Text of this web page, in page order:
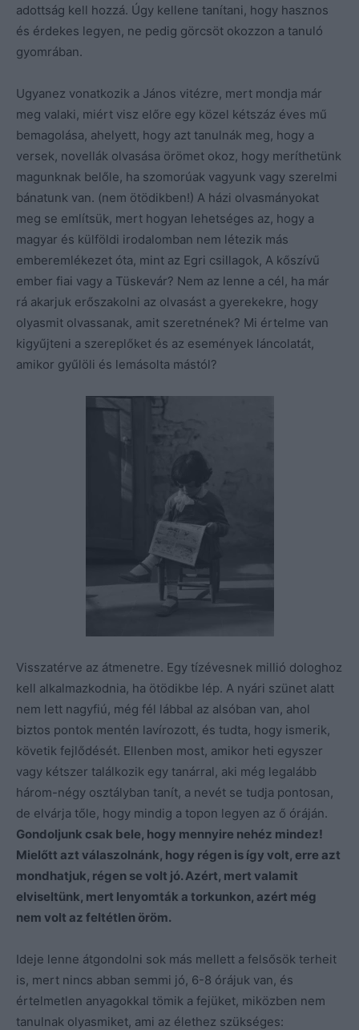
adottság kell hozzá. Úgy kellene tanítani, hogy hasznos
és érdekes legyen, ne pedig görcsöt okozzon a tanuló
gyomrában.
Ugyanez vonatkozik a János vitézre, mert mondja már
meg valaki, miért visz előre egy közel kétszáz éves mű
bemagolása, ahelyett, hogy azt tanulnák meg, hogy a
versek, novellák olvasása örömet okoz, hogy meríthetünk
magunknak belőle, ha szomorúak vagyunk vagy szerelmi
bánatunk van. (nem ötödikben!) A házi olvasmányokat
meg se említsük, mert hogyan lehetséges az, hogy a
magyar és külföldi irodalomban nem létezik más
emberemlékezet óta, mint az Egri csillagok, A kőszívű
ember fiai vagy a Tüskevár? Nem az lenne a cél, ha már
rá akarjuk erőszakolni az olvasást a gyerekekre, hogy
olyasmit olvassanak, amit szeretnének? Mi értelme van
kigyűjteni a szereplőket és az események láncolatát,
amikor gyűlöli és lemásolta mástól?
Visszatérve az átmenetre. Egy tízévesnek millió dologhoz
kell alkalmazkodnia, ha ötödikbe lép. A nyári szünet alatt
nem lett nagyfiú, még fél lábbal az alsóban van, ahol
biztos pontok mentén lavírozott, és tudta, hogy ismerik,
követik fejlődését. Ellenben most, amikor heti egyszer
vagy kétszer találkozik egy tanárral, aki még legalább
három-négy osztályban tanít, a nevét se tudja pontosan,
de elvárja tőle, hogy mindig a topon legyen az ő óráján.
Gondoljunk csak bele, hogy mennyire nehéz mindez!
Mielőtt azt válaszolnánk, hogy régen is így volt, erre azt
mondhatjuk, régen se volt jó. Azért, mert valamit
elviseltünk, mert lenyomták a torkunkon, azért még
nem volt az feltétlen öröm.
Ideje lenne átgondolni sok más mellett a felsősök terheit
is, mert nincs abban semmi jó, 6-8 órájuk van, és
értelmetlen anyagokkal tömik a fejüket, miközben nem
tanulnak olyasmiket, ami az élethez szükséges: